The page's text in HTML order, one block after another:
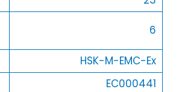
6
HSK-M-EMC-Ex
EC000441